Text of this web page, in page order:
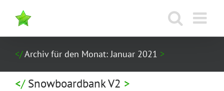
Inhalt
springen
Archiv für den Monat: Januar 2021
Snowboardbank V2